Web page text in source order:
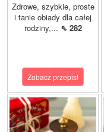
Zdrowe, szybkie, proste
i tanie obiady dla całej
rodziny,... ⇖ 282
Zobacz przepis!